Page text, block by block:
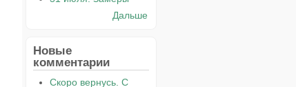
Дальше
Новые
комментарии
Скоро вернусь. С